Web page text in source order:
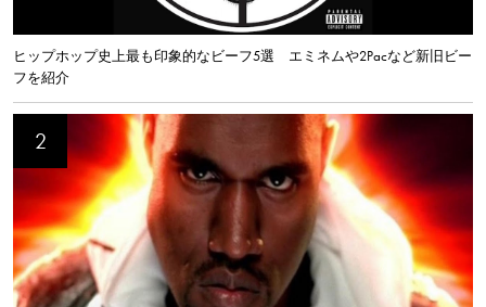
ヒップホップ史上最も印象的なビーフ5選 エミネムや2Pacなど新旧ビー
フを紹介